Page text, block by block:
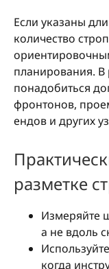
Если указаны
количество
планирования. В
понадобиться
фронтонов,
ендов и других
разметке
Измеряйте
а не вдоль
когда